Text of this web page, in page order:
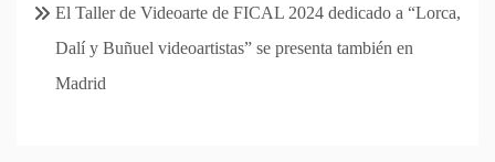
El Taller de Videoarte de FICAL 2024 dedicado a “Lorca,
Dalí y Buñuel videoartistas” se presenta también en
Madrid